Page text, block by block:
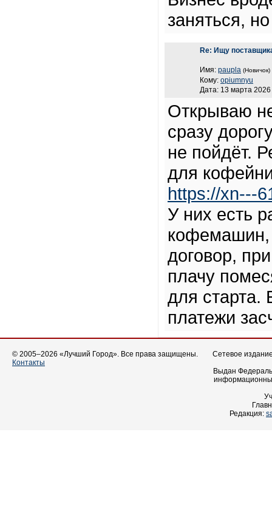
заняться,
Re: Ищу
Имя: paupla (Новичок)
Кому: opiumnyu
Дата: 13 марта 2026
Открываю
сразу
не пойдёт.
для
https://xn---
У них есть
кофемашин,
договор,
плачу
для старта.
платежи
© 2005–2026 «Лучший Город». Все права защищены.
Контакты
Сетевое
Выдан
Редакция: